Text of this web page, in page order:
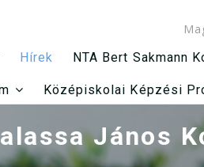
Hírek NTA Bert Sakmann
Középiskolai Képzési
János